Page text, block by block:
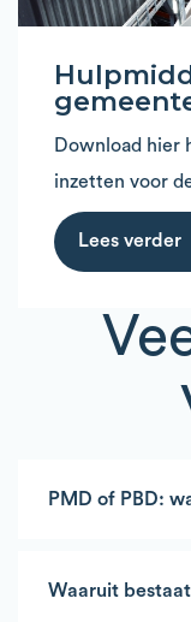
Download hier
inzetten voor
Lees verder
PMD of PBD:
Waaruit